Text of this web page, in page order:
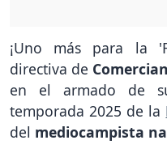
¡Uno más para la
directiva de
en el armado de
temporada 2025 de la
del mediocampista